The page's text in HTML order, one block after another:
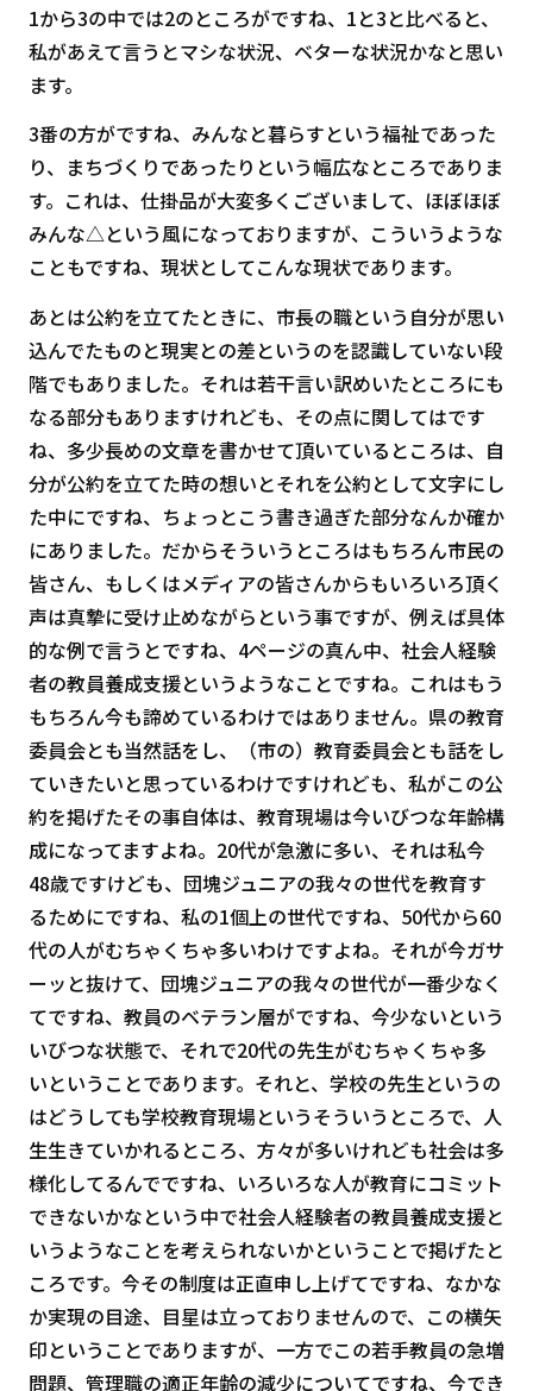
1から3の中では2のところがですね、1と3と比べると、
私があえて言うとマシな状況、ベターな状況かなと思い
ます。
3番の方がですね、みんなと暮らすという福祉であった
り、まちづくりであったりという幅広なところでありま
す。これは、仕掛品が大変多くございまして、ほぼほぼ
みんな△という風になっておりますが、こういうような
こともですね、現状としてこんな現状であります。
あとは公約を立てたときに、市長の職という自分が思い
込んでたものと現実との差というのを認識していない段
階でもありました。それは若干言い訳めいたところにも
なる部分もありますけれども、その点に関してはです
ね、多少長めの文章を書かせて頂いているところは、自
分が公約を立てた時の想いとそれを公約として文字にし
た中にですね、ちょっとこう書き過ぎた部分なんか確か
にありました。だからそういうところはもちろん市民の
皆さん、もしくはメディアの皆さんからもいろいろ頂く
声は真摯に受け止めながらという事ですが、例えば具体
的な例で言うとですね、4ページの真ん中、社会人経験
者の教員養成支援というようなことですね。これはもう
もちろん今も諦めているわけではありません。県の教育
委員会とも当然話をし、（市の）教育委員会とも話をし
ていきたいと思っているわけですけれども、私がこの公
約を掲げたその事自体は、教育現場は今いびつな年齢構
成になってますよね。20代が急激に多い、それは私今
48歳ですけども、団塊ジュニアの我々の世代を教育す
るためにですね、私の1個上の世代ですね、50代から60
代の人がむちゃくちゃ多いわけですよね。それが今ガサ
ーッと抜けて、団塊ジュニアの我々の世代が一番少なく
てですね、教員のベテラン層がですね、今少ないという
いびつな状態で、それで20代の先生がむちゃくちゃ多
いということであります。それと、学校の先生というの
はどうしても学校教育現場というそういうところで、人
生生きていかれるところ、方々が多いけれども社会は多
様化してるんでですね、いろいろな人が教育にコミット
できないかなという中で社会人経験者の教員養成支援と
いうようなことを考えられないかということで掲げたと
ころです。今その制度は正直申し上げてですね、なかな
か実現の目途、目星は立っておりませんので、この横矢
印ということでありますが、一方でこの若手教員の急増
問題、管理職の適正年齢の減少についてですね、今でき